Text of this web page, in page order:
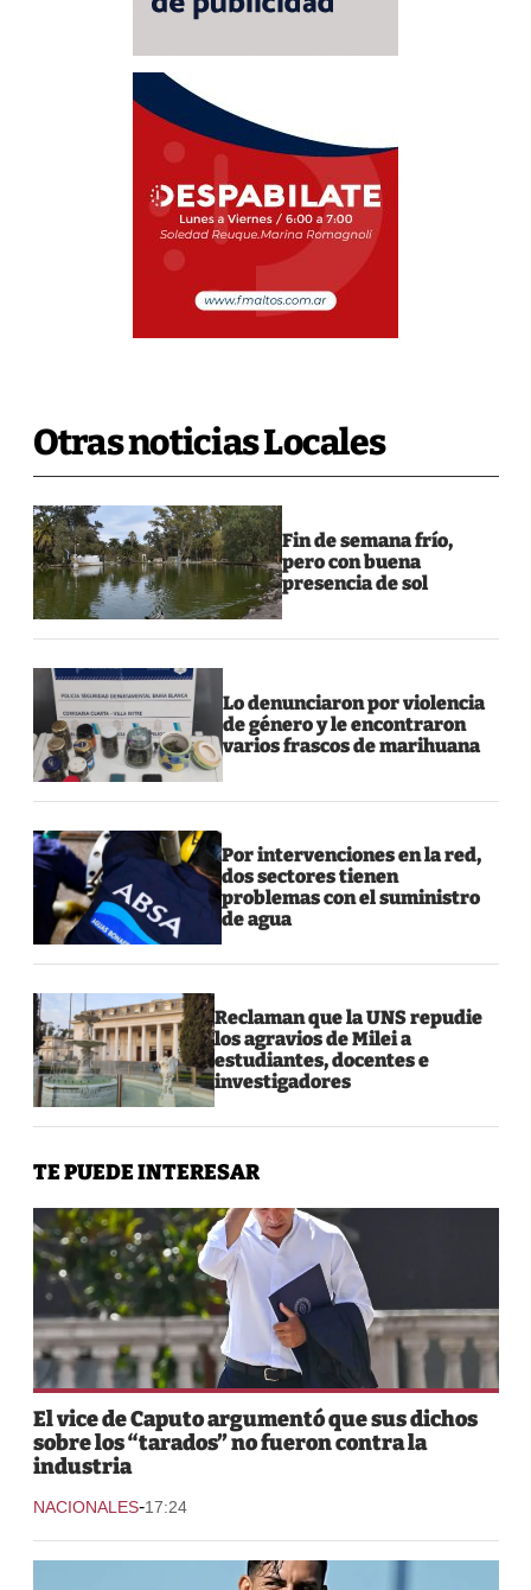
Otras noticias Locales
Fin de semana frío,
pero con buena
presencia de sol
Lo denunciaron por violencia
de género y le encontraron
varios frascos de marihuana
Por intervenciones en la red,
dos sectores tienen
problemas con el suministro
de agua
Reclaman que la UNS repudie
los agravios de Milei a
estudiantes, docentes e
investigadores
TE PUEDE INTERESAR
El vice de Caputo argumentó que sus dichos
sobre los “tarados” no fueron contra la
industria
NACIONALES-17:24